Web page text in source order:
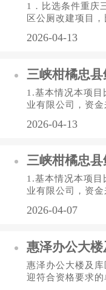
1．比选条件重庆
区公厕改建项目
自筹。2．比选概
2026-04-13
1.基本情况本项
业有限公司，资
采购明细：塑料周
2026-04-13
1.基本情况本项
业有限公司，资
采购明细：塑料周
2026-04-07
惠泽办公大楼及
迎符合资格要求